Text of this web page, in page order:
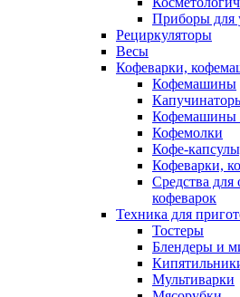
Приборы для
Рециркуляторы
Весы
Кофеварки,
Кофемашины
Кофемашины
Кофемолки
Кофе-
Кофеварки,
Средства
кофеварок
Техника для
Тостеры
Блендеры и
Мультиварки